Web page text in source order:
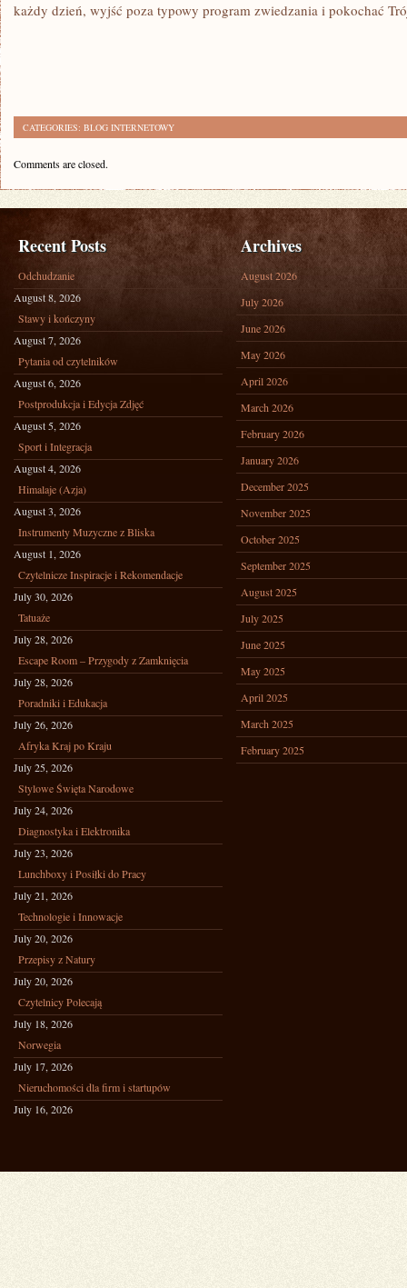
każdy dzień, wyjść poza typowy program zwiedzania i pokochać
CATEGORIES: BLOG INTERNETOWY
Comments are closed.
Recent Posts
Odchudzanie
August 8, 2026
Stawy i kończyny
August 7, 2026
Pytania od czytelników
August 6, 2026
Postprodukcja i Edycja Zdjęć
August 5, 2026
Sport i Integracja
August 4, 2026
Himalaje (Azja)
August 3, 2026
Instrumenty Muzyczne z Bliska
August 1, 2026
Czytelnicze Inspiracje i Rekomendacje
July 30, 2026
Tatuaże
July 28, 2026
Escape Room – Przygody z Zamknięcia
July 28, 2026
Poradniki i Edukacja
July 26, 2026
Afryka Kraj po Kraju
July 25, 2026
Stylowe Święta Narodowe
July 24, 2026
Diagnostyka i Elektronika
July 23, 2026
Lunchboxy i Posiłki do Pracy
July 21, 2026
Technologie i Innowacje
July 20, 2026
Przepisy z Natury
July 20, 2026
Czytelnicy Polecają
July 18, 2026
Norwegia
July 17, 2026
Nieruchomości dla firm i startupów
July 16, 2026
Archives
August 2026
July 2026
June 2026
May 2026
April 2026
March 2026
February 2026
January 2026
December 2025
November 2025
October 2025
September 2025
August 2025
July 2025
June 2025
May 2025
April 2025
March 2025
February 2025